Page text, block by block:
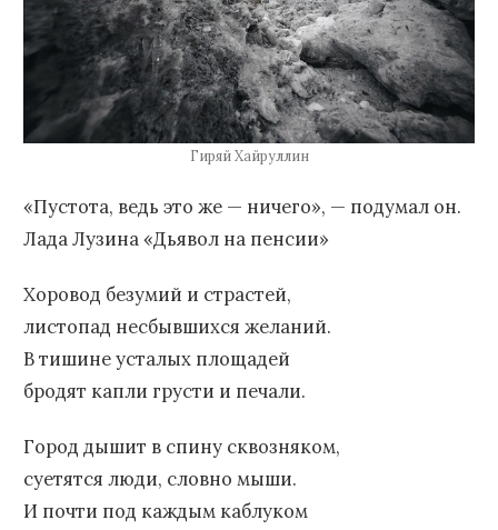
Гиряй Хайруллин
«Пустота, ведь это же — ничего», — подумал он.
Лада Лузина «Дьявол на пенсии»
Хоровод безумий и страстей,
листопад несбывшихся желаний.
В тишине усталых площадей
бродят капли грусти и печали.
Город дышит в спину сквозняком,
суетятся люди, словно мыши.
И почти под каждым каблуком